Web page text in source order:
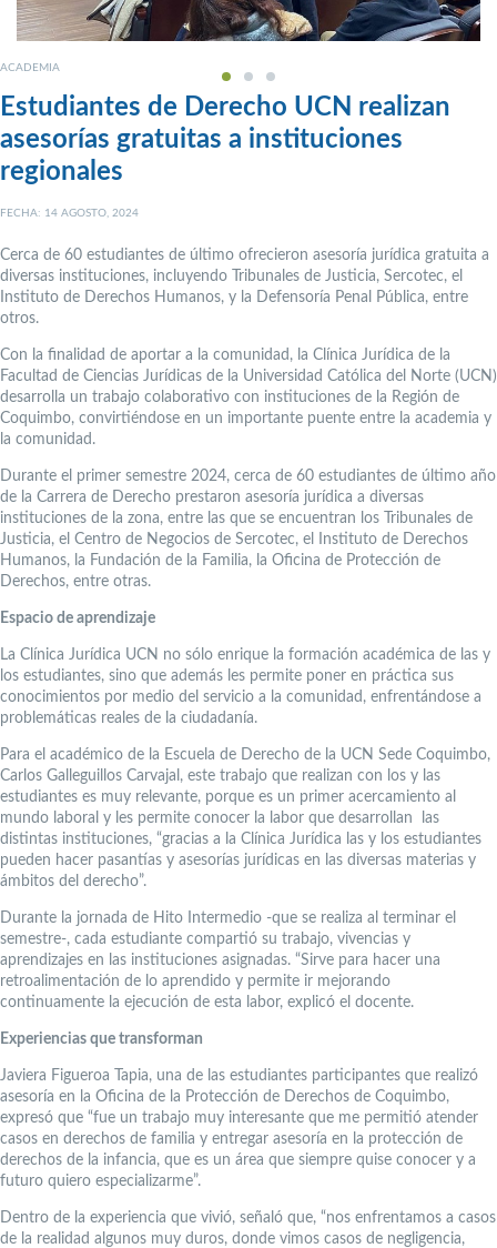
ACADEMIA
Estudiantes de Derecho UCN realizan
asesorías gratuitas a instituciones
regionales
FECHA: 14 AGOSTO, 2024
Cerca de 60 estudiantes de último ofrecieron asesoría jurídica gratuita a
diversas instituciones, incluyendo Tribunales de Justicia, Sercotec, el
Instituto de Derechos Humanos, y la Defensoría Penal Pública, entre
otros.
Con la finalidad de aportar a la comunidad, la Clínica Jurídica de la
Facultad de Ciencias Jurídicas de la Universidad Católica del Norte (UCN)
desarrolla un trabajo colaborativo con instituciones de la Región de
Coquimbo, convirtiéndose en un importante puente entre la academia y
la comunidad.
Durante el primer semestre 2024, cerca de 60 estudiantes de último año
de la Carrera de Derecho prestaron asesoría jurídica a diversas
instituciones de la zona, entre las que se encuentran los Tribunales de
Justicia, el Centro de Negocios de Sercotec, el Instituto de Derechos
Humanos, la Fundación de la Familia, la Oficina de Protección de
Derechos, entre otras.
Espacio de aprendizaje
La Clínica Jurídica UCN no sólo enrique la formación académica de las y
los estudiantes, sino que además les permite poner en práctica sus
conocimientos por medio del servicio a la comunidad, enfrentándose a
problemáticas reales de la ciudadanía.
Para el académico de la Escuela de Derecho de la UCN Sede Coquimbo,
Carlos Galleguillos Carvajal, este trabajo que realizan con los y las
estudiantes es muy relevante, porque es un primer acercamiento al
mundo laboral y les permite conocer la labor que desarrollan las
distintas instituciones, “gracias a la Clínica Jurídica las y los estudiantes
pueden hacer pasantías y asesorías jurídicas en las diversas materias y
ámbitos del derecho”.
Durante la jornada de Hito Intermedio -que se realiza al terminar el
semestre-, cada estudiante compartió su trabajo, vivencias y
aprendizajes en las instituciones asignadas. “Sirve para hacer una
retroalimentación de lo aprendido y permite ir mejorando
continuamente la ejecución de esta labor, explicó el docente.
Experiencias que transforman
Javiera Figueroa Tapia, una de las estudiantes participantes que realizó
asesoría en la Oficina de la Protección de Derechos de Coquimbo,
expresó que “fue un trabajo muy interesante que me permitió atender
casos en derechos de familia y entregar asesoría en la protección de
derechos de la infancia, que es un área que siempre quise conocer y a
futuro quiero especializarme”.
Dentro de la experiencia que vivió, señaló que, “nos enfrentamos a casos
de la realidad algunos muy duros, donde vimos casos de negligencia,